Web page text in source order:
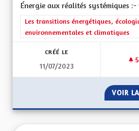
Énergie aux réalités systémiques
Filtrer les résultats de la catégorie :
Les transitions énergétiques,
environnementales et climatiques
CRÉÉ LE
11/07/2023
VOIR